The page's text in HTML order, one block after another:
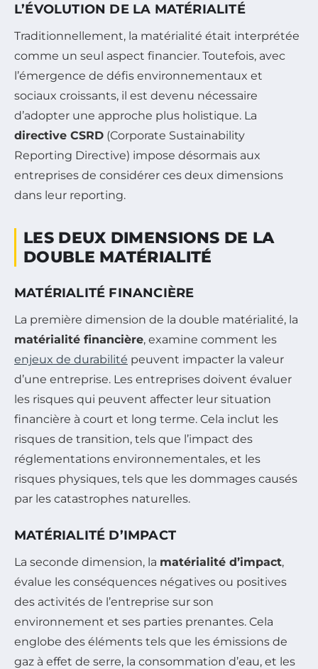
L’ÉVOLUTION DE LA MATÉRIALITÉ
Traditionnellement, la matérialité était interprétée
comme un seul aspect financier. Toutefois, avec
l’émergence de défis environnementaux et
sociaux croissants, il est devenu nécessaire
d’adopter une approche plus holistique. La
directive CSRD (Corporate Sustainability
Reporting Directive) impose désormais aux
entreprises de considérer ces deux dimensions
dans leur reporting.
LES DEUX DIMENSIONS DE LA
DOUBLE MATÉRIALITÉ
MATÉRIALITÉ FINANCIÈRE
La première dimension de la double matérialité, la
matérialité financière, examine comment les
enjeux de durabilité peuvent impacter la valeur
d’une entreprise. Les entreprises doivent évaluer
les risques qui peuvent affecter leur situation
financière à court et long terme. Cela inclut les
risques de transition, tels que l’impact des
réglementations environnementales, et les
risques physiques, tels que les dommages causés
par les catastrophes naturelles.
MATÉRIALITÉ D’IMPACT
La seconde dimension, la matérialité d’impact,
évalue les conséquences négatives ou positives
des activités de l’entreprise sur son
environnement et ses parties prenantes. Cela
englobe des éléments tels que les émissions de
gaz à effet de serre, la consommation d’eau, et les